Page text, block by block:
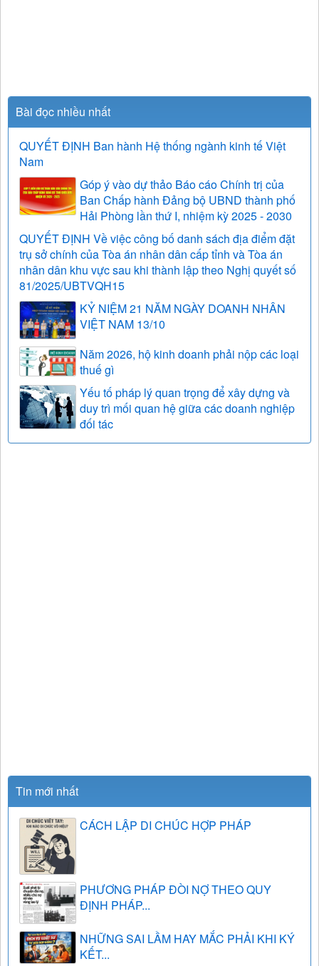
Bài đọc nhiều nhất
QUYẾT ĐỊNH Ban hành Hệ thống ngành kinh tế Việt
Nam
Góp ý vào dự thảo Báo cáo Chính trị của
Ban Chấp hành Đảng bộ UBND thành phố
Hải Phòng lần thứ I, nhiệm kỳ 2025 - 2030
QUYẾT ĐỊNH Về việc công bố danh sách địa điểm đặt
trụ sở chính của Tòa án nhân dân cấp tỉnh và Tòa án
nhân dân khu vực sau khi thành lập theo Nghị quyết số
81/2025/UBTVQH15
KỶ NIỆM 21 NĂM NGÀY DOANH NHÂN
VIỆT NAM 13/10
Năm 2026, hộ kinh doanh phải nộp các loại
thuế gì
Yếu tố pháp lý quan trọng để xây dựng và
duy trì mối quan hệ giữa các doanh nghiệp
đối tác
Tin mới nhất
CÁCH LẬP DI CHÚC HỢP PHÁP
PHƯƠNG PHÁP ĐÒI NỢ THEO QUY
ĐỊNH PHÁP...
NHỮNG SAI LẦM HAY MẮC PHẢI KHI KÝ
KẾT...